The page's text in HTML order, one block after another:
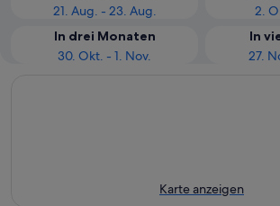
21. Aug. - 23. Aug.
2.
In drei Monaten
30. Okt. - 1. Nov.
In
27.
Karte anzeigen